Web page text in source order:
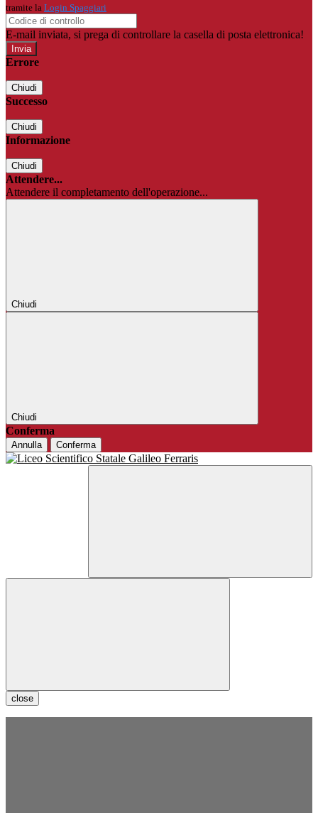
tramite la Login Spaggiari
E-mail inviata, si prega di controllare la casella di posta elettronica!
Errore
Chiudi
Successo
Chiudi
Informazione
Chiudi
Attendere...
Attendere il completamento dell'operazione...
Chiudi
Chiudi
Conferma
Annulla Conferma
close